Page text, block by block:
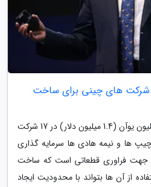
شرکت های چینی برای ساخت
هواوی در مجموع بیش از 10 میلیون یوآن (1.4 میلیون دلار) در 17 شرکت
ها و نیمه هادی ها سرمایه گذاری
جهت فراوری قطعاتی است که ساخت
از آن ها بتواند با محدودیت ایجاد